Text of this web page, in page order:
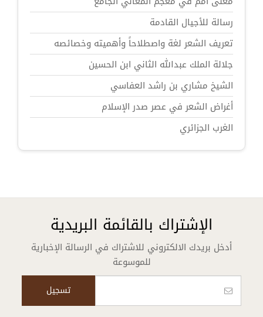
رسالة للأجيال القادمة
تعريف الشعر لغة واصطلاحاً وأهميته وخصائصه
جلالة الملك عبدالله الثاني ابن الحسين
الشيخ مشاري بن راشد العفاسي
أغراض الشعر في عصر صدر الإسلام
الغرب الجزائري
الإشتراك بالقائمة البريدية
أدخل بريدك الالكتروني للاشتراك في الرسالة الإخبارية
للموسوعة